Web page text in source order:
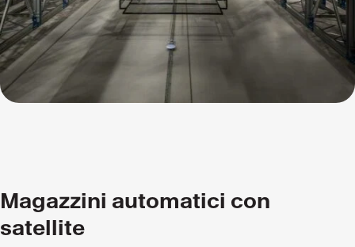
Magazzini automatici con
satellite